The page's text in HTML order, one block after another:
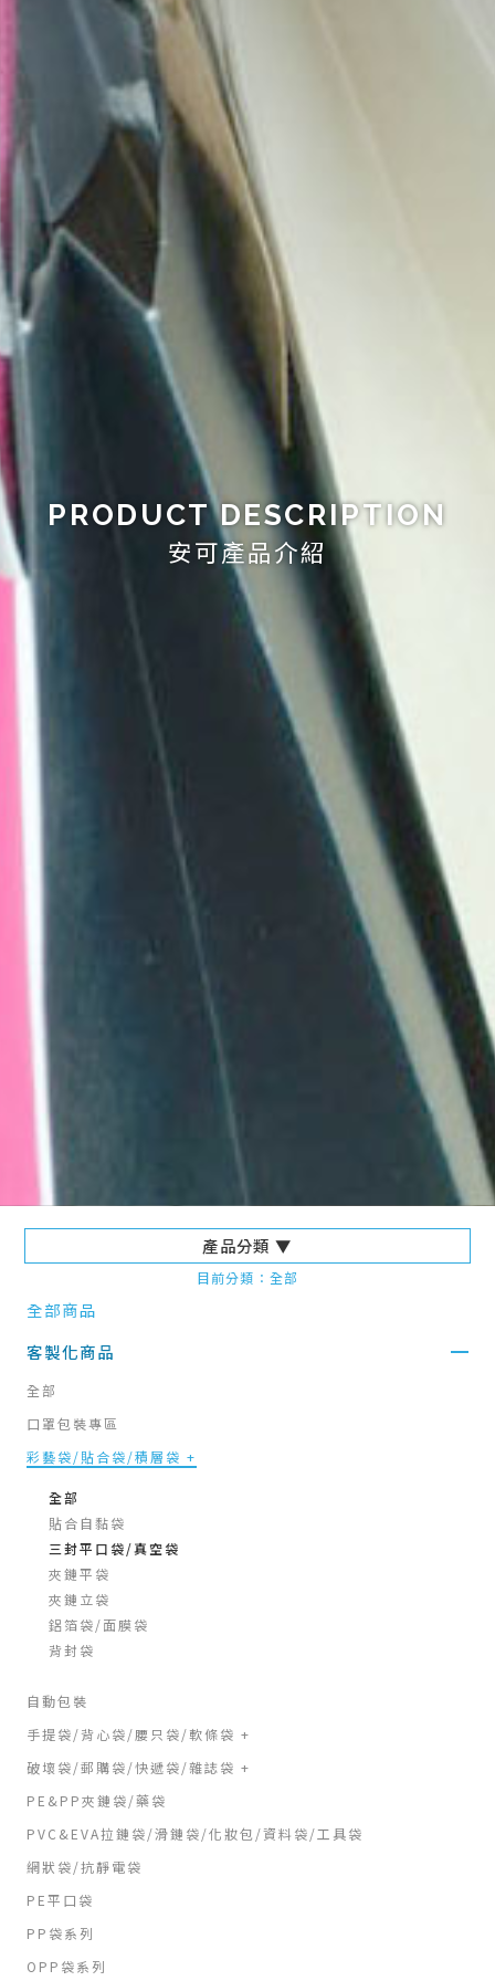
PRODUCT DESCRIPTION
安可產品介紹
產品分類 ▼
目前分類：全部
全部商品
客製化商品
全部
口罩包裝專區
彩藝袋/貼合袋/積層袋 +
全部
貼合自黏袋
三封平口袋/真空袋
夾鏈平袋
夾鏈立袋
鋁箔袋/面膜袋
背封袋
自動包裝
手提袋/背心袋/腰只袋/軟條袋 +
破壞袋/郵購袋/快遞袋/雜誌袋 +
PE&PP夾鏈袋/藥袋
PVC&EVA拉鏈袋/滑鏈袋/化妝包/資料袋/工具袋
網狀袋/抗靜電袋
PE平口袋
PP袋系列
OPP袋系列